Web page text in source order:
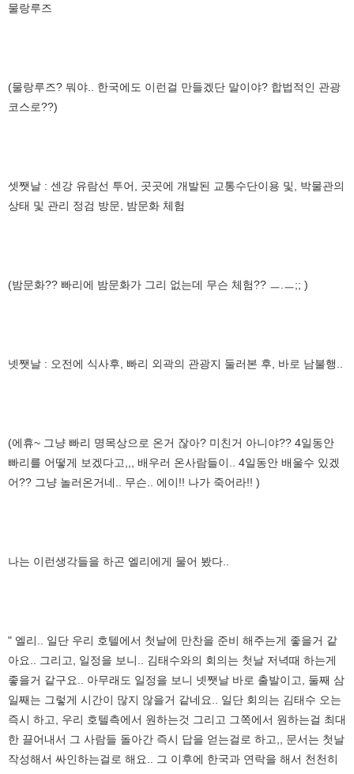
물랑루즈
(물랑루즈? 뭐야.. 한국에도 이런걸 만들겠단 말이야? 합법적인 관광
코스로??)
셋쨋날 : 센강 유람선 투어, 곳곳에 개발된 교통수단이용 및, 박물관의
상태 및 관리 정검 방문, 밤문화 체험
(밤문화?? 빠리에 밤문화가 그리 없는데 무슨 체험?? ㅡ.ㅡ;; )
넷쨋날 : 오전에 식사후, 빠리 외곽의 관광지 둘러본 후, 바로 남불행..
(에휴~ 그냥 빠리 명목상으로 온거 잖아? 미친거 아니야?? 4일동안
빠리를 어떻게 보겠다고,,, 배우러 온사람들이.. 4일동안 배울수 있겠
어?? 그냥 놀러온거네.. 무슨.. 에이!! 나가 죽어라!! )
나는 이런생각들을 하곤 엘리에게 물어 봤다..
" 엘리.. 일단 우리 호텔에서 첫날에 만찬을 준비 해주는게 좋을거 같
아요.. 그리고, 일정을 보니.. 김태수와의 회의는 첫날 저녁때 하는게
좋을거 같구요.. 아무래도 일정을 보니 넷쨋날 바로 출발이고, 둘째 삼
일째는 그렇게 시간이 많지 않을거 같네요.. 일단 회의는 김태수 오는
즉시 하고, 우리 호텔측에서 원하는것 그리고 그쪽에서 원하는걸 최대
한 끌어내서 그 사람들 돌아간 즉시 답을 얻는걸로 하고,, 문서는 첫날
작성해서 싸인하는걸로 해요.. 그 이후에 한국과 연락을 해서 천천히